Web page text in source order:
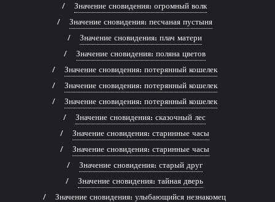
Значение сновидения: огромный волк
Значение сновидения: песчаная пустыня
Значение сновидения: плач матери
Значение сновидения: поляна цветов
Значение сновидения: потерянный кошелек
Значение сновидения: потерянный кошелек
Значение сновидения: потерянный кошелек
Значение сновидения: сказочный лес
Значение сновидения: старинные часы
Значение сновидения: старинные часы
Значение сновидения: старый друг
Значение сновидения: тайная дверь
Значение сновидения: улыбающийся незнакомец